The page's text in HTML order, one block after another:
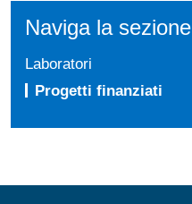
Naviga la sezione
Laboratori
Progetti finanziati